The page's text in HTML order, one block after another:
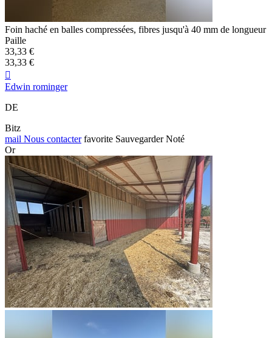
Foin haché en balles compressées, fibres jusqu'à 40 mm de longueur
Paille
33,33 €
33,33 €

Edwin rominger
DE
Bitz
mail Nous contacter favorite Sauvegarder Noté
Or